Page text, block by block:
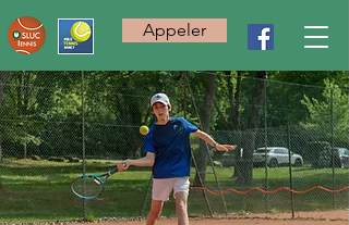
Appeler